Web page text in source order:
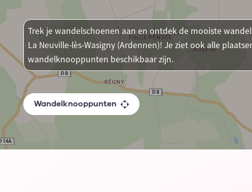
Trek je wandelschoenen aan en ontdek de mooiste
La Neuville-lès-Wasigny (Ardennen)! Je ziet ook alle
wandelknooppunten beschikbaar zijn.
Wandelknooppunten